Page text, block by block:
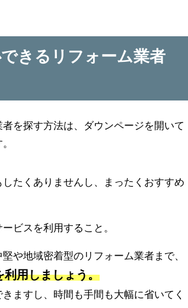
きるリフォーム業者
を探す方法は、ダウンページを開いて
たくありませんし、まったくおすすめ
ビスを利用すること。
や地域密着型のリフォーム業者まで、
利用しましょう。
ますし、時間も手間も大幅に省いてく